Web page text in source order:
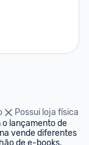
Possui loja física
o lançamento de
vende diferentes
de e-books,